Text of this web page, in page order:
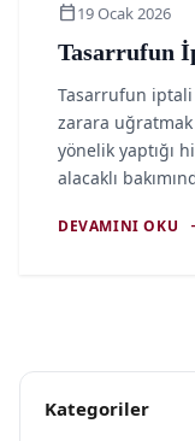
calendar_today19 Ocak 2026
Tasarrufun
Tasarrufun iptali
zarara uğratmak
yönelik yaptığı
alacaklı
DEVAMINI OKU
Kategoriler